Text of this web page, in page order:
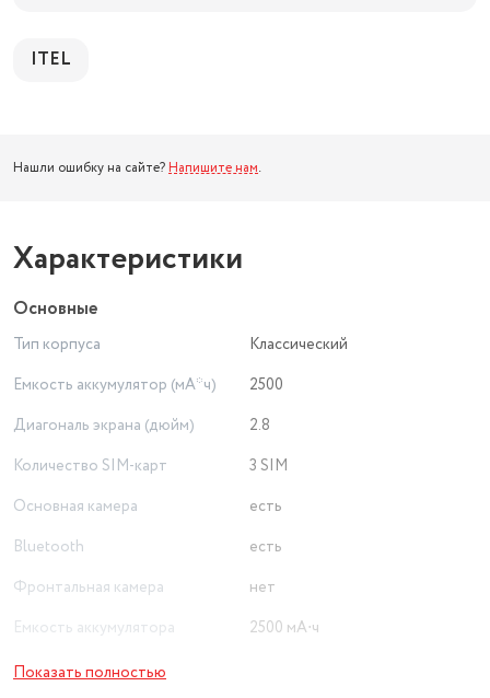
ITEL
Нашли ошибку на сайте? Напишите нам.
Характеристики
Основные
Тип корпуса
Классический
Емкость аккумулятор (мА*ч)
2500
Диагональ экрана (дюйм)
2.8
Количество SIM-карт
3 SIM
Основная камера
есть
Bluetooth
есть
Фронтальная камера
нет
Емкость аккумулятора
2500 мА⋅ч
Беспроводные интерфейсы
Показать полностью